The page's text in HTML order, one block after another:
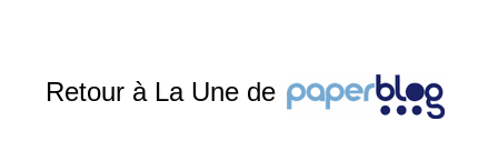
Retour à La Une de